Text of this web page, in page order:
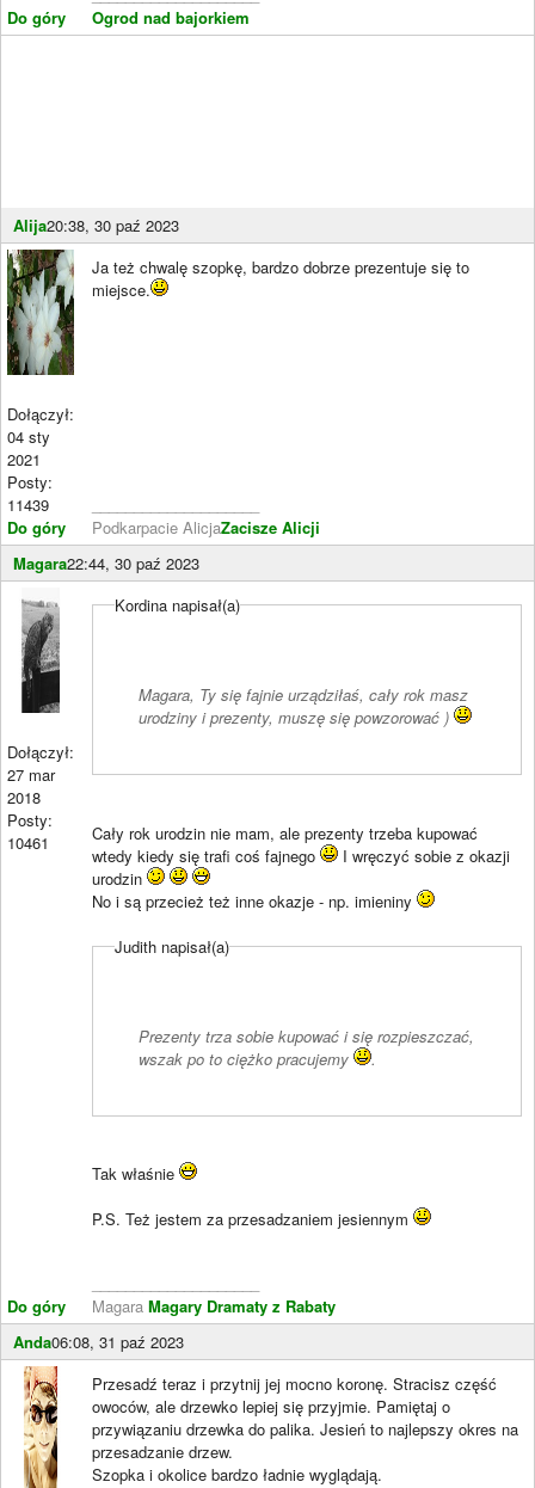
Do góry
Ogrod nad bajorkiem
Alija20:38, 30 paź 2023
Dołączył:
04 sty
2021
Posty:
11439
Do góry
Ja też chwalę szopkę, bardzo dobrze prezentuje się to
miejsce.
Podkarpacie AlicjaZacisze Alicji
Magara22:44, 30 paź 2023
Dołączył:
27 mar
2018
Posty:
10461
Do góry
Kordina napisał(a)
Magara, Ty się fajnie urządziłaś, cały rok masz
urodziny i prezenty, muszę się powzorować )
Cały rok urodzin nie mam, ale prezenty trzeba kupować
wtedy kiedy się trafi coś fajnego
I wręczyć sobie z okazji
urodzin
No i są przecież też inne okazje - np. imieniny
Judith napisał(a)
Prezenty trza sobie kupować i się rozpieszczać,
wszak po to ciężko pracujemy
.
Tak właśnie
P.S. Też jestem za przesadzaniem jesiennym
Magara Magary Dramaty z Rabaty
Anda06:08, 31 paź 2023
Przesadź teraz i przytnij jej mocno koronę. Stracisz część
owoców, ale drzewko lepiej się przyjmie. Pamiętaj o
przywiązaniu drzewka do palika. Jesień to najlepszy okres na
przesadzanie drzew.
Szopka i okolice bardzo ładnie wyglądają.